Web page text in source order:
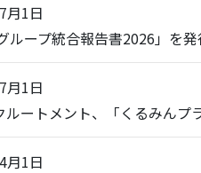
月1日
ループ統合報告書2026」を
月1日
ルートメント、「くるみんプ
月1日